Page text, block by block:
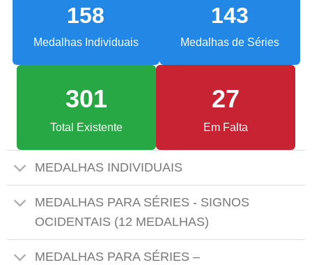
158
Medalhas Individuais
143
Medalhas de Séries
301
Total Existente
27
Em Falta
MEDALHAS INDIVIDUAIS
MEDALHAS PARA SÉRIES - SIGNOS
OCIDENTAIS (12 MEDALHAS)
MEDALHAS PARA SÉRIES –